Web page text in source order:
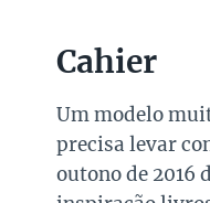
Cahier
Um modelo
precisa levar
outono de 2016